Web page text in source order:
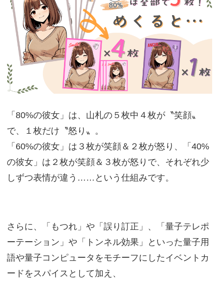
「80%の彼女」は、山札の５枚中４枚が〝笑顔〟
で、１枚だけ〝怒り〟。
「60%の彼女」は３枚が笑顔＆２枚が怒り、「40%
の彼女」は２枚が笑顔＆３枚が怒りで、それぞれ少
しずつ表情が違う……という仕組みです。
さらに、「もつれ」や「誤り訂正」、「量子テレポ
ーテーション」や「トンネル効果」といった量子用
語や量子コンピュータをモチーフにしたイベントカ
ードをスパイスとして加え、